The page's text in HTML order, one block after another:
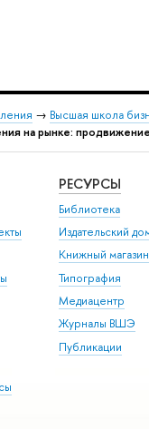
→ Высшая школа
на рынке:
РЕСУРСЫ
Библиотека
Издательский
Книжный
Типография
Медиацентр
Журналы ВШЭ
Публикации